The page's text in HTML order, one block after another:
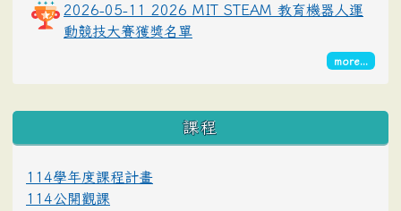
2026-05-11 2026 MIT STEAM 教育機器人運
動競技大賽獲獎名單
more...
課程
114學年度課程計畫
114公開觀課